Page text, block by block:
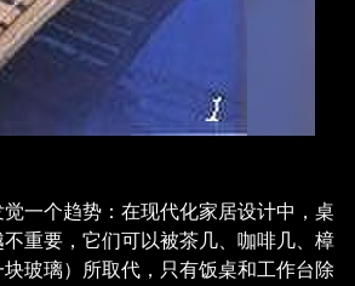
一个趋势：在现代化家居设计中，桌
重要，它们可以被茶几、咖啡几、樟
玻璃）所取代，只有饭桌和工作台除